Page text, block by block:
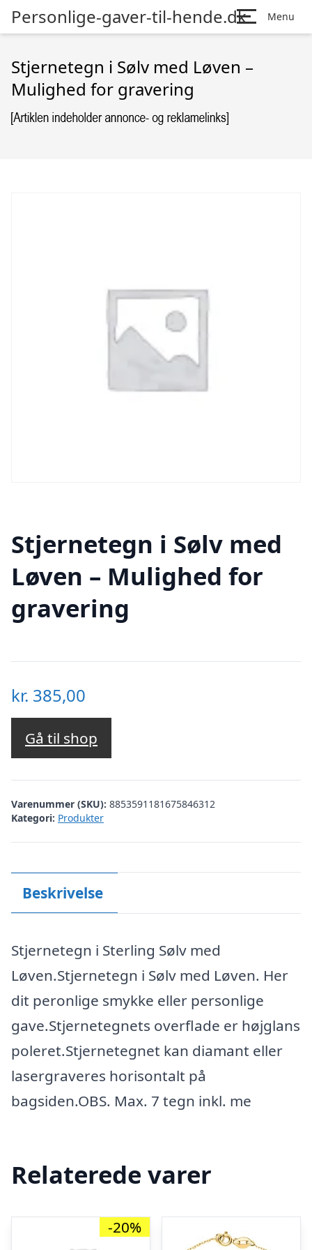
Personlige-gaver-til-hende.dk Menu
Stjernetegn i Sølv med Løven –
Mulighed for gravering
Stjernetegn i Sølv med
Løven – Mulighed for
gravering
kr. 385,00
Gå til shop
Varenummer (SKU): 8853591181675846312
Kategori: Produkter
Beskrivelse
Stjernetegn i Sterling Sølv med
Løven.Stjernetegn i Sølv med Løven. Her
dit peronlige smykke eller personlige
gave.Stjernetegnets overflade er højglans
poleret.Stjernetegnet kan diamant eller
lasergraveres horisontalt på
bagsiden.OBS. Max. 7 tegn inkl. me
Relaterede varer
-20%